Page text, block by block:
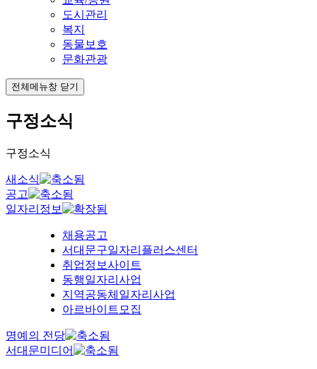
도시관리
복지
동물보호
문화관광
전체메뉴창 닫기
구정소식
구정소식
새소식
공고
일자리정보
채용공고
서대문구일자리플러스센터
취업정보사이트
동행일자리사업
지역공동체일자리사업
아르바이트모집
명예의 전당
서대문미디어